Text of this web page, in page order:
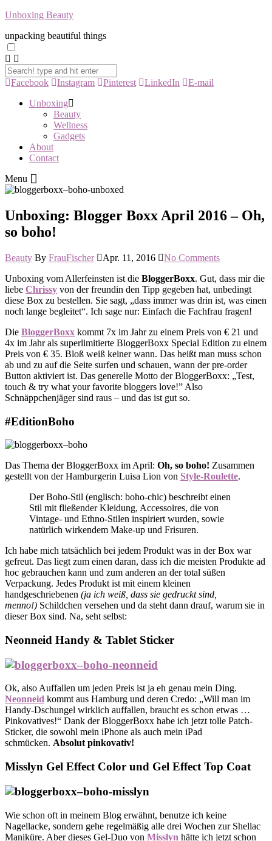
Unboxing Beauty
unpacking beautiful things
Facebook Instagram Pinterest LinkedIn
E-mail
Unboxing
Beauty
Wellness
Gadgets
About
Contact
Menu
Unboxing: Blogger Boxx April 2016 – Oh,
so boho!
Beauty By FrauFischer Apr. 11, 2016
No Comments
Unboxing vom Allerfeinsten ist die BloggerBoxx. Gut, dass mir die
liebe Chrissy von der freundin den Tipp gegeben hat, unbedingt
diese Box zu bestellen. Sie sagt, „dass immer was drin ist, was einen
noch lange begleitet“. Ich sage nur: Einfach die Fachfrau fragen!
Die BloggerBoxx kommt 7x im Jahr zu einem Preis von € 21 und
4x im Jahr als superlimitierte BloggerBoxx Special Edition zu einem
Preis von € 35. Bloß weiß keiner wann. Das heißt man muss schon
ab und zu auf die Seite surfen und schauen, wann der pre-order
Button aktiviert ist. Das generelle Motto der BloggerBoxx: „Test,
touch & try what your favorite bloggers love!” Also
Schnäppchenjäger sind raus – und das ist gut so.
#EditionBoho
Das Thema der BloggerBoxx im April: Oh, so boho! Zusammen
gestellt von der Hamburgerin Luisa Lion von Style-Roulette.
Der Boho-Stil (englisch: boho-chic) beschreibt einen
Stil mit fließender Kleidung, Accessoires, die von
Vintage- und Ethno-Stilen inspiriert wurden, sowie
natürlich wirkendem Make-up und Frisuren.
Ich habe mich tatsächlich bei jedem Produkt was in der Box war
gefreut. Das liegt zum einen daran, dass ich die meisten Produkte ad
hoc gebrauchen kann und zum anderen an der total süßen
Verpackung. Jedes Produkt ist mit einem kleinen
handgeschriebenen (ja ich weiß, dass sie gedruckt sind,
menno!) Schildchen versehen und da steht dann drauf, warum sie in
dieser Box sind. Na, seht selbst:
Neonneid Handy & Tablet Sticker
Ok, also Auffallen um jeden Preis ist ja eh genau mein Ding.
Neonneid kommt aus Hamburg und deren Credo: „Will man im
Handy-Dschungel wirklich auffallen, braucht es schon etwas …
Pinkovatives!“ Dank der BloggerBoxx habe ich jetzt tolle Patch-
Sticker, die sowohl mein iPhone als auch mein iPad
schmücken. Absolut pinkovativ!
Misslyn Gel Effect Color und Gel Effect Top Coat
Wie schon oft in meinem Blog erwähnt, benutze ich keine
Nagellacke, sondern gehe regelmäßig alle drei Wochen zur Shellac
Maniküre. Aber dieses Gel-Duo von Misslyn hätte ich jetzt schon